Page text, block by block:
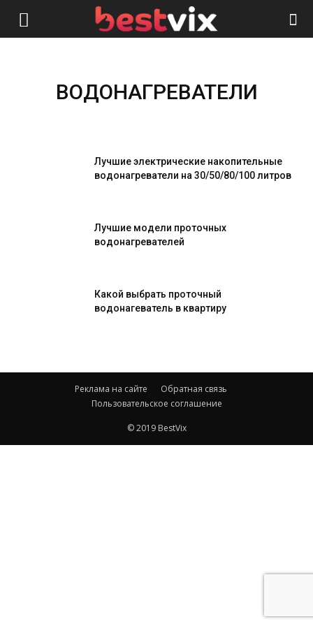
ВОДОНАГРЕВАТЕЛИ
Лучшие электрические накопительные
водонагреватели на 30/50/80/100 литров
Лучшие модели проточных
водонагревателей
Какой выбрать проточный
водонагеватель в квартиру
Реклама на сайте
Обратная связь
Пользовательское соглашение
© 2019 BestVix